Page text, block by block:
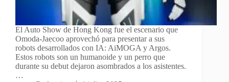
El Auto Show de Hong Kong fue el escenario que
Omoda-Jaecoo aprovechó para presentar a sus
robots desarrollados con IA: AiMOGA y Argos.
Estos robots son un humanoide y un perro que
durante su debut dejaron asombrados a los asistentes.
…